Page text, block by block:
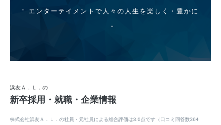
エンターテイメントで人々の人生を楽しく・豊かに
浜友Ａ．Ｌ．の
新卒採用・就職・企業情報
株式会社浜友Ａ．Ｌ．の社員・元社員による総合評価は3.0点です（口コミ回答数364